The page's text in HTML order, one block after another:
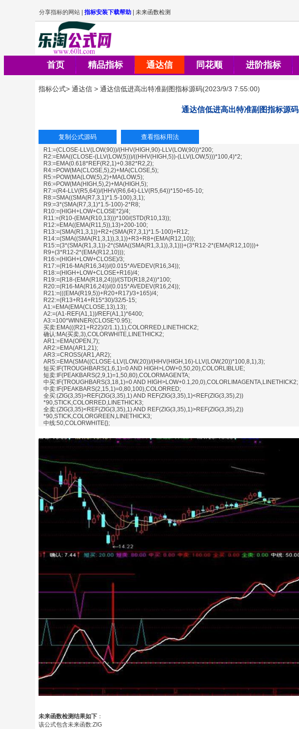
首页 精品指标 通达信 同花顺 进阶指标
指标公式> 通达信 > 通达信低进高出特准副图指标源码(2023/9/3 7:55:00)
通达信低进高出特准副图指标源码
R1:=(CLOSE-LLV(LOW,90))/(HHV(HIGH,90)-LLV(LOW,90))*200;
R2:=EMA((CLOSE-(LLV(LOW,5)))/((HHV(HIGH,5))-(LLV(LOW,5)))*100,4)*2;
R3:=EMA(0.618*REF(R2,1)+0.382*R2,2);
R4:=POW(MA(CLOSE,5),2)+MA(CLOSE,5);
R5:=POW(MA(LOW,5),2)+MA(LOW,5);
R6:=POW(MA(HIGH,5),2)+MA(HIGH,5);
R7:=(R4-LLV(R5,64))/(HHV(R6,64)-LLV(R5,64))*150+65-10;
R8:=SMA((SMA(R7,3,1)*1.5-100),3,1);
R9:=3*(SMA(R7,3,1)*1.5-100)-2*R8;
R10:=(HIGH+LOW+CLOSE*2)/4;
R11:=(R10-(EMA(R10,13)))*100/(STD(R10,13));
R12:=EMA((EMA(R11,5)),13)+200-100;
R13:=(SMA(R1,3,1))+R2+(SMA(R7,3,1)*1.5-100)+R12;
R14:=(SMA((SMA(R1,3,1)),3,1))+R3+R8+(EMA(R12,10));
R15:=(3*(SMA(R1,3,1))-2*(SMA((SMA(R1,3,1)),3,1)))+(3*R12-2*(EMA(R12,10)))+
R9+(3*R12-2*(EMA(R12,10)));
R16:=(HIGH+LOW+CLOSE)/3;
R17:=(R16-MA(R16,34))/(0.015*AVEDEV(R16,34));
R18:=(HIGH+LOW+CLOSE+R16)/4;
R19:=(R18-(EMA(R18,24)))/(STD(R18,24))*100;
R20:=(R16-MA(R16,24))/(0.015*AVEDEV(R16,24));
R21:=(((EMA(R19,5))+R20+R17)/3+165)/4;
R22:=(R13+R14+R15*30)/32/5-15;
A1:=EMA(EMA(CLOSE,13),13);
A2:=(A1-REF(A1,1))/REF(A1,1)*6400;
A3:=100*WINNER(CLOSE*0.95);
买卖:EMA(((R21+R22)/2/1.1),1),COLORRED,LINETHICK2;
确认:MA(买卖,3),COLORWHITE,LINETHICK2;
AR1:=EMA(OPEN,7);
AR2:=EMA(AR1,21);
AR3:=CROSS(AR1,AR2);
AR5:=EMA(SMA((CLOSE-LLV(LOW,20))/(HHV(HIGH,16)-LLV(LOW,20))*100,8,1),3);
短买:IF(TROUGHBARS(1,6,1)=0 AND HIGH>LOW+0,50,20),COLORLIBLUE;
短卖:IF(PEAKBARS(2,9,1)=1,50,80),COLORMAGENTA;
中买:IF(TROUGHBARS(3,18,1)=0 AND HIGH>LOW+0.1,20,0),COLORLIMAGENTA,LINETHICK2;
中卖:IF(PEAKBARS(2,15,1)=0,80,100),COLORRED;
全买:(ZIG(3,35)>REF(ZIG(3,35),1) AND REF(ZIG(3,35),1)<REF(ZIG(3,35),2))
*90,STICK,COLORRED,LINETHICK3;
全卖:(ZIG(3,35)<REF(ZIG(3,35),1) AND REF(ZIG(3,35),1)>REF(ZIG(3,35),2))
*90,STICK,COLORGREEN,LINETHICK3;
中线:50,COLORWHITE{};
未来函数检测结果如下 ：
该公式包含未来函数:ZIG